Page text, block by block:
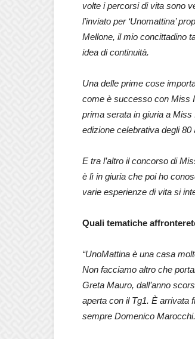
volte i percorsi di vita sono
l’inviato per ‘Unomattina’
Mellone, il mio concittadino
idea di continuità.
Una delle prime cose
come è successo con Miss
prima serata in giuria a Miss
edizione celebrativa degli 80
E tra l’altro il concorso di
è lì in giuria che poi ho
varie esperienze di vita si
Quali tematiche
“UnoMattina è una casa
Non facciamo altro che
Greta Mauro, dall’anno
aperta con il Tg1. È arrivata
sempre Domenico